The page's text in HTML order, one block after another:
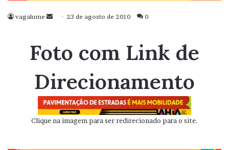
vagalume
Mande
mail
23 de agosto de 2010 0
Foto com Link de
Direcionamento
Clique na imagem para ser redirecionado para o site.